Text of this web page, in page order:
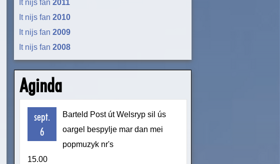
It nijs fan2011
It nijs fan2010
It nijs fan2009
It nijs fan2008
Aginda
sept.
6
Barteld Post út Welsryp sil ús
oargel bespylje mar dan mei
popmuzyk nr's
15.00